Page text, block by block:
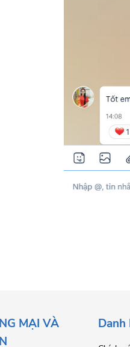
MẠI VÀ
Danh